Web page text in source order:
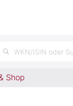
WKN/ISIN oder
Shop